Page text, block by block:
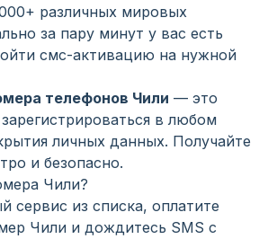
различных мировых
за пару минут у вас есть
смс-активацию на нужной
телефонов Чили — это
в любом
личных данных. Получайте
и безопасно.
Чили?
сервис из списка, оплатите
Чили и дождитесь SMS с